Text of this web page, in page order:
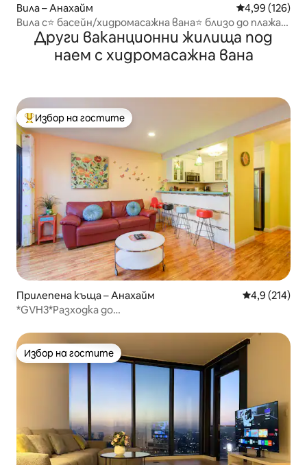
Вила – Анахайм Средна
4,99 (126)
Вила с⭐ басейн/хидромасажна вана⭐ близо до плажа
в⭐ Кали Дисниленд
Други ваканционни жилища под
наем с хидромасажна вана
Най-популярен избор на гостите
Избор на гостите
Прилепена къща – Анахайм Средна
4,9 (214)
*GVH3*Разходка до
Избор на гостите
Избор на гостите